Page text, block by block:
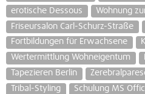
erotische Dessous
Wohnung
Friseursalon Carl-Schurz-Straße
Fortbildungen für Erwachsene
Wertermittlung Wohneigentum
Tapezieren Berlin
Tribal-Styling
Schulung MS